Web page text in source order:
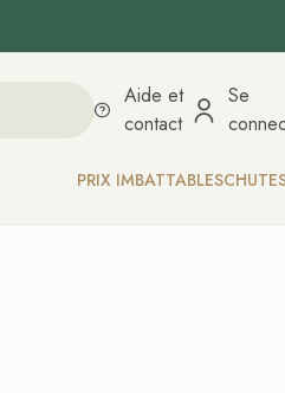
Aide et
contact
Se
PRIX IMBATTABLES